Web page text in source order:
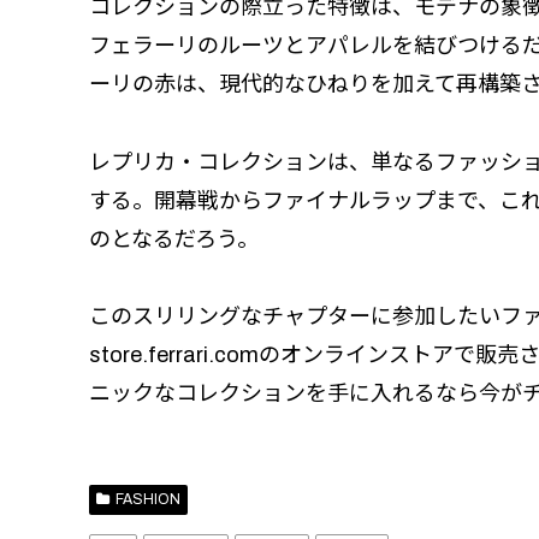
コレクションの際立った特徴は、モデナの象
フェラーリのルーツとアパレルを結びつける
ーリの赤は、現代的なひねりを加えて再構築
レプリカ・コレクションは、単なるファッシ
する。開幕戦からファイナルラップまで、こ
のとなるだろう。
このスリリングなチャプターに参加したい
store.ferrari.comのオンラインストアで販売
ニックなコレクションを手に入れるなら今が
FASHION